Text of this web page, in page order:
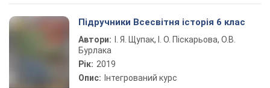
Підручники Всесвітня історія 6 клас
Автори:
І. Я. Щупак, І. О. Піскарьова, О.В.
Бурлака
Рік: 2019
Опис: Інтегрований курс